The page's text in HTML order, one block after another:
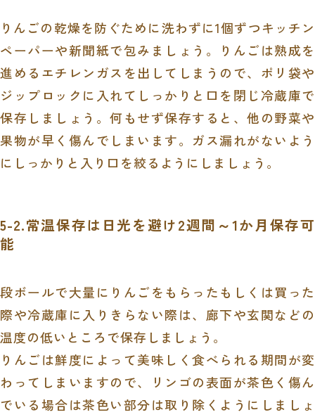
りんごの乾燥を防ぐために洗わずに1個ずつキッチン
ペーパーや新聞紙で包みましょう。りんごは熟成を
進めるエチレンガスを出してしまうので、ポリ袋や
ジップロックに入れてしっかりと口を閉じ冷蔵庫で
保存しましょう。何もせず保存すると、他の野菜や
果物が早く傷んでしまいます。ガス漏れがないよう
にしっかりと入り口を絞るようにしましょう。
5-2.常温保存は日光を避け2週間～1か月保存可
能
段ボールで大量にりんごをもらったもしくは買った
際や冷蔵庫に入りきらない際は、廊下や玄関などの
温度の低いところで保存しましょう。
りんごは鮮度によって美味しく食べられる期間が変
わってしまいますので、リンゴの表面が茶色く傷ん
でいる場合は茶色い部分は取り除くようにしましょ